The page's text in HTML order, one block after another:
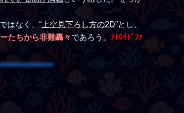
はなく、“ 上空見下ろし方の2D”とし、
たちから非難轟々であろう。 ﾒﾄﾛｲﾄﾞﾌｧ